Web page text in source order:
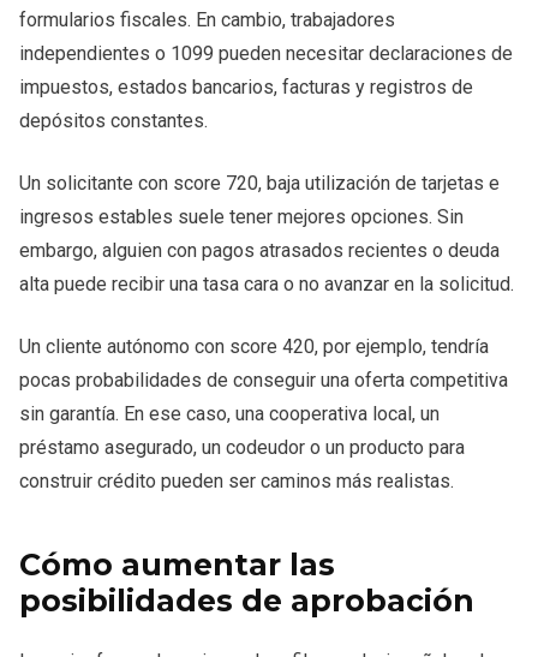
formularios fiscales. En cambio, trabajadores
independientes o 1099 pueden necesitar declaraciones de
impuestos, estados bancarios, facturas y registros de
depósitos constantes.
Un solicitante con score 720, baja utilización de tarjetas e
ingresos estables suele tener mejores opciones. Sin
embargo, alguien con pagos atrasados recientes o deuda
alta puede recibir una tasa cara o no avanzar en la solicitud.
Un cliente autónomo con score 420, por ejemplo, tendría
pocas probabilidades de conseguir una oferta competitiva
sin garantía. En ese caso, una cooperativa local, un
préstamo asegurado, un codeudor o un producto para
construir crédito pueden ser caminos más realistas.
Cómo aumentar las
posibilidades de aprobación